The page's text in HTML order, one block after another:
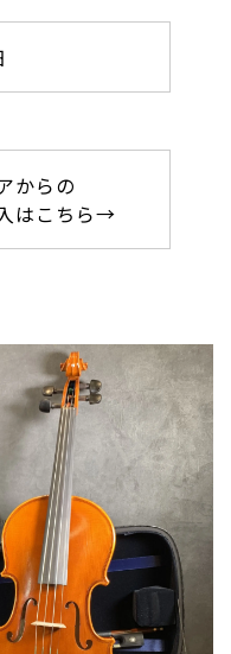
からの
はこちら→